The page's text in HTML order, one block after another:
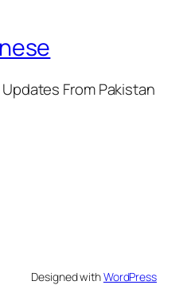
From Pakistan
Designed withWordPress